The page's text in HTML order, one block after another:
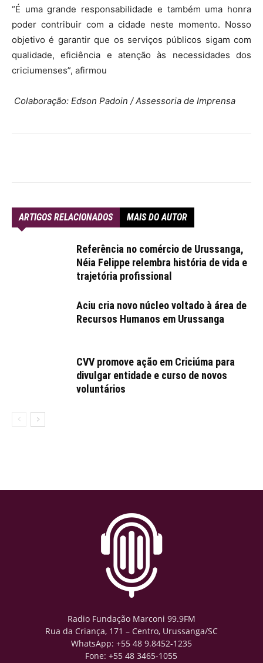
“É uma grande responsabilidade e também uma honra
poder contribuir com a cidade neste momento. Nosso
objetivo é garantir que os serviços públicos sigam com
qualidade, eficiência e atenção às necessidades dos
criciumenses”, afirmou
Colaboração: Edson Padoin / Assessoria de Imprensa
ARTIGOS RELACIONADOS MAIS DO AUTOR
Referência no comércio de Urussanga,
Néia Felippe relembra história de vida e
trajetória profissional
Aciu cria novo núcleo voltado à área de
Recursos Humanos em Urussanga
CVV promove ação em Criciúma para
divulgar entidade e curso de novos
voluntários
Radio Fundação Marconi 99.9FM
Rua da Criança, 171 – Centro, Urussanga/SC
WhatsApp: +55 48 9.8452-1235
Fone: +55 48 3465-1055